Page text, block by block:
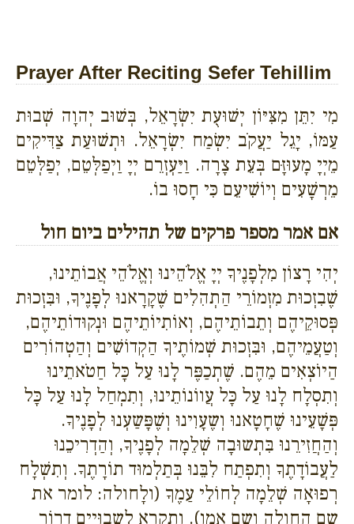
Prayer After Reciting Sefer Tehillim
מִי יִתֵּן מִצִּיּוֹן יְשׁוּעֻת יִשְׂרָאֵל, בְּשׁוּב יְהוָה שְׁבוּת
עַמּוֹ, יָגֵל יַעֲקֹב יִשְׂמַח יִשְׂרָאֵל. וּתְשׁוּעַת צַדִּיקִים
מֵיְיָ מָעוּזָּם בְּעֵת צָרָה. וַיַּעְזְרֵם יְיָ וַיְפַלְּטֵם, יְפַלְּטֵם
מֵרְשָׁעִים וְיוֹשִׁיעֵם כִּי חָסוּ בוֹ.
אם אמר מספר פרקים של תהילים ביום חול
יְהִי רָצוֹן מִלְפָנֶיךָ יְיָ אֱלֹהֵינוּ וְאֱלֹהֵי אֲבוֹתֵינוּ,
שֶׁבִזְכוּת מִזְמוֹרֵי הַתְהִלִים שֶׁקָרָאנוּ לְפָנֶיךָ, וּבִּזְכוּת
פְּסוּקֵיהֶם וְתֵבוֹתֵיהֶם, וְאוֹתִיוֹתֵיהֶם וּנְקוּדוֹתֵיהֶם,
וְטַעֲמֵיהֶם, וּבִּזְכוּת שְׁמוֹתֶיךָ הַקְדוֹשִׁים וְהַטְהוֹרִים
הַיוֹצְאִים מֵהֶם. שֶׁתְכַפֶּר לָנוּ עַל כָּל חַטֹאתֵינוּ
וְתִסְלָח לָנוּ עַל כָּל עֲווֹנוֹתֵינוּ, וְתִמְחַל לָנוּ עַל כָּל
פְּשָׁעֵינוּ שֶׁחָטָאנוּ וְשֶעָוִינוּ וְשֶׁפָּשַעְנוּ לְפָנֶיךָ.
וְהַחֲזִירֵנוּ בִּתְשוּבָה שְׁלֵמָה לְפָנֶיךָ, וְהַדְרִיכֵנוּ
לַעֲבוֹדָתֶךָ וְתִפְתַח לִבֵּנוּ בְּתַלְמוּד תוֹרָתֶךָ. וְתִשְׁלָח
רְפוּאָה שְׁלֵמָה לְחוֹלֵי עַמֶךָ (ולָחולה: לומר את
שם החולה ושם אמו). וְתִקְרָא לִשְבוּיִים דְרוֹר